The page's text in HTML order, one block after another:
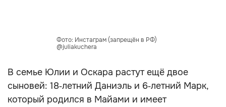
Фото: Инстаграм (запрещён в РФ)
@juliakuchera
В семье Юлии и Оскара растут ещё двое
сыновей: 18‑летний Даниэль и 6‑летний Марк,
который родился в Майами и имеет